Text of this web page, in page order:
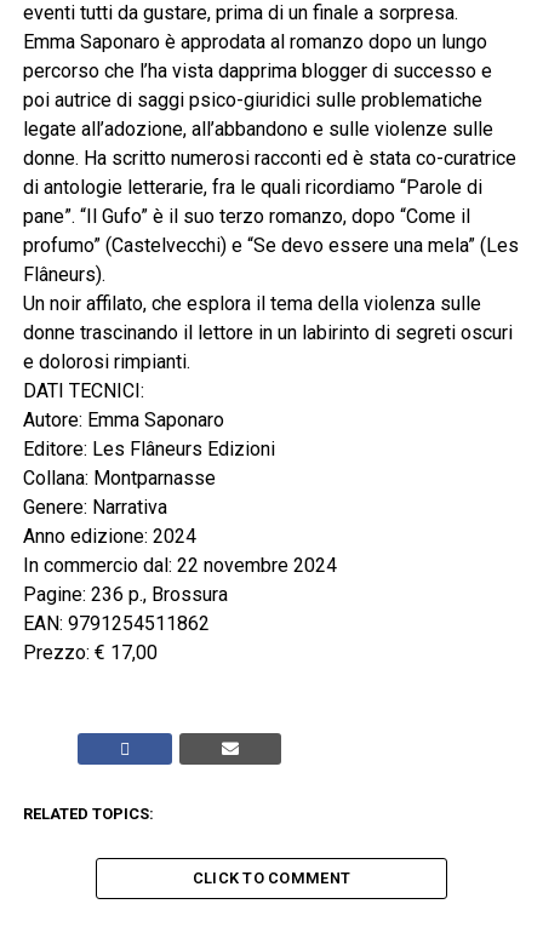
eventi tutti da gustare, prima di un finale a sorpresa.
Emma Saponaro è approdata al romanzo dopo un lungo
percorso che l’ha vista dapprima blogger di successo e
poi autrice di saggi psico-giuridici sulle problematiche
legate all’adozione, all’abbandono e sulle violenze sulle
donne. Ha scritto numerosi racconti ed è stata co-curatrice
di antologie letterarie, fra le quali ricordiamo “Parole di
pane”. “Il Gufo” è il suo terzo romanzo, dopo “Come il
profumo” (Castelvecchi) e “Se devo essere una mela” (Les
Flâneurs).
Un noir affilato, che esplora il tema della violenza sulle
donne trascinando il lettore in un labirinto di segreti oscuri
e dolorosi rimpianti.
DATI TECNICI:
Autore: Emma Saponaro
Editore: Les Flâneurs Edizioni
Collana: Montparnasse
Genere: Narrativa
Anno edizione: 2024
In commercio dal: 22 novembre 2024
Pagine: 236 p., Brossura
EAN: 9791254511862
Prezzo: € 17,00
RELATED TOPICS:
CLICK TO COMMENT